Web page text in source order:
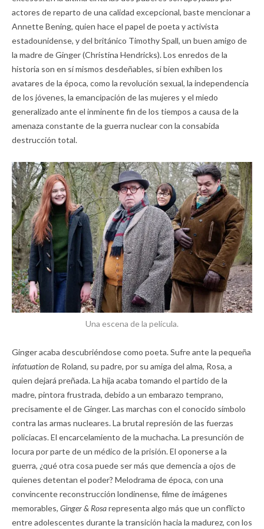
actores de reparto de una calidad excepcional, baste mencionar a
Annette Bening, quien hace el papel de poeta y activista
estadounidense, y del británico Timothy Spall, un buen amigo de
la madre de Ginger (Christina Hendricks). Los enredos de la
historia son en sí mismos desdeñables, si bien exhiben los
avatares de la época, como la revolución sexual, la independencia
de los jóvenes, la emancipación de las mujeres y el miedo
generalizado ante el inminente fin de los tiempos a causa de la
amenaza constante de la guerra nuclear con la consabida
destrucción total.
Una escena de la película.
Ginger acaba descubriéndose como poeta. Sufre ante la pequeña
infatuationde Roland, su padre, por su amiga del alma, Rosa, a
quien dejará preñada. La hija acaba tomando el partido de la
madre, pintora frustrada, debido a un embarazo temprano,
precisamente el de Ginger. Las marchas con el conocido símbolo
contra las armas nucleares. La brutal represión de las fuerzas
policiacas. El encarcelamiento de la muchacha. La presunción de
locura por parte de un médico de la prisión. El oponerse a la
guerra, ¿qué otra cosa puede ser más que demencia a ojos de
quienes detentan el poder? Melodrama de época, con una
convincente reconstrucción londinense, filme de imágenes
memorables, Ginger & Rosarepresenta algo más que un conflicto
entre adolescentes durante la transición hacia la madurez, con los